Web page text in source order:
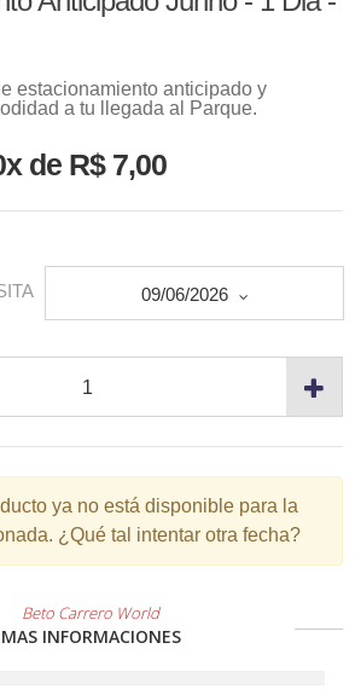
estacionamiento anticipado y
a tu llegada al Parque.
de R$ 7,00
09/06/2026
ya no está disponible para la
¿Qué tal intentar otra fecha?
Beto Carrero World
MAS INFORMACIONES